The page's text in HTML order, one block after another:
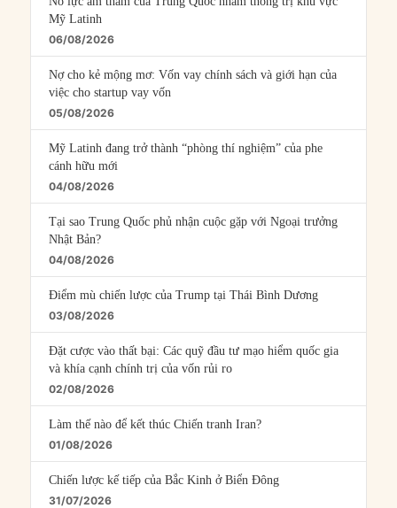
Mỹ Latinh
06/08/2026
Nợ cho kẻ mộng mơ: Vốn vay chính sách và giới hạn của
việc cho startup vay vốn
05/08/2026
Mỹ Latinh đang trở thành “phòng thí nghiệm” của phe
cánh hữu mới
04/08/2026
Tại sao Trung Quốc phủ nhận cuộc gặp với Ngoại trưởng
Nhật Bản?
04/08/2026
Điểm mù chiến lược của Trump tại Thái Bình Dương
03/08/2026
Đặt cược vào thất bại: Các quỹ đầu tư mạo hiểm quốc gia
và khía cạnh chính trị của vốn rủi ro
02/08/2026
Làm thế nào để kết thúc Chiến tranh Iran?
01/08/2026
Chiến lược kế tiếp của Bắc Kinh ở Biển Đông
31/07/2026